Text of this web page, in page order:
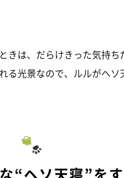
きは、だらけきった気持
光景なので、ルルがヘソ
“ヘソ天寝”を